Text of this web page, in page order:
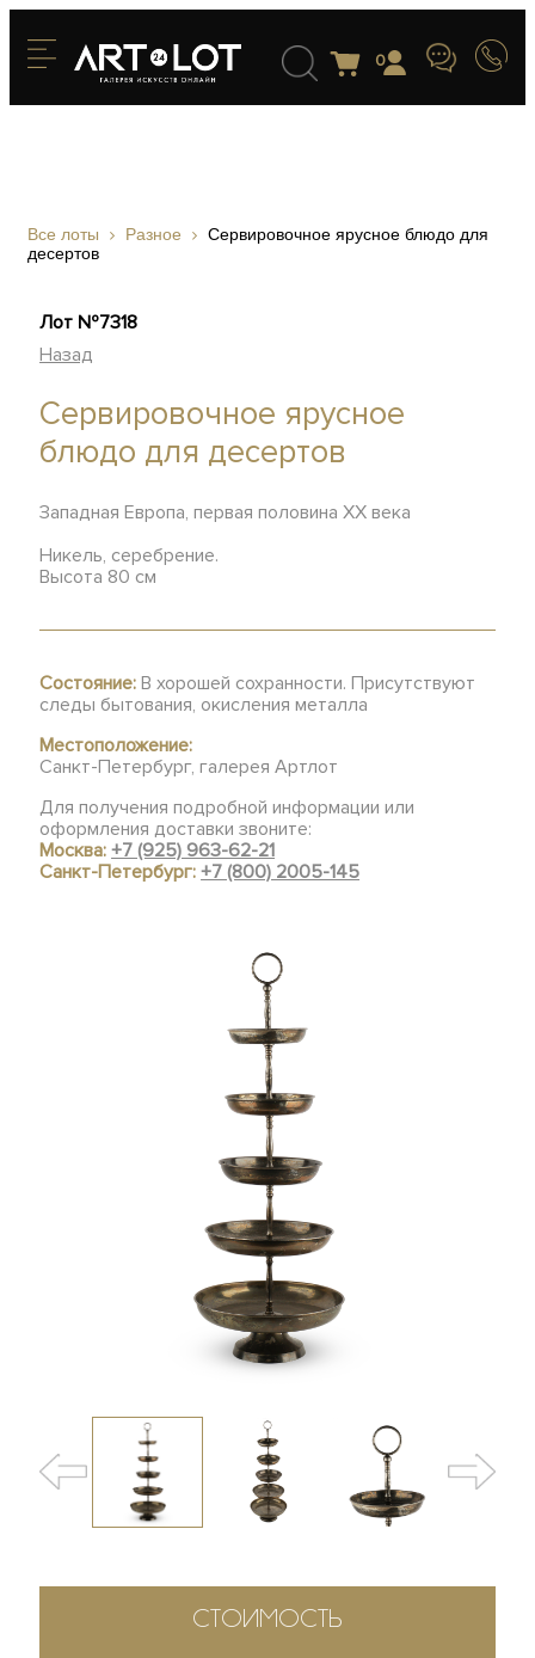
0
Все лоты Разное
Сервировочное ярусное блюдо для
десертов
Лот №7318
Назад
Сервировочное ярусное
блюдо для десертов
Западная Европа, первая половина ХХ века
Никель, серебрение.
Высота 80 см
Состояние: В хорошей сохранности. Присутствуют
следы бытования, окисления металла
Местоположение:
Санкт-Петербург, галерея Артлот
Для получения подробной информации или
оформления доставки звоните:
Москва:+7 (925) 963-62-21
Санкт-Петербург:+7 (800) 2005-145
СТОИМОСТЬ